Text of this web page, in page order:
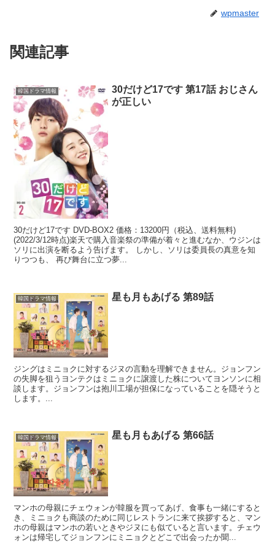
wpmaster
関連記事
韓国ドラマ情報
30だけど17です 第17話 おじさん
が正しい
30だけど17です DVD-BOX2 価格：13200円（税込、送料無料)
(2022/3/12時点)楽天で購入音楽祭の準備が着々と進むなか、ウジンは
ソリに出演を断るよう告げます。 しかし、ソリは委員長の真意を知
りつつも、 再び舞台に立つ夢...
韓国ドラマ情報 星も月もあげる 第89話
ジングはミニョクに対するジヌの言動を理解できません。ジョンフン
の失脚を狙うヨンテクはミニョクに譲渡した株についてヨンソンに相
談します。ジョンフンは抱川工場が担保になっていることを隠そうと
します。...
韓国ドラマ情報 星も月もあげる 第66話
マンホの母親にチェウォンが韓服を買ってあげ、食事も一緒にすると
き、ミニョクも商談のために同じレストランに来て挨拶すると、マン
ホの母親はマンホの若いときやジヌにも似ていると言います。チェウ
ォンは帰宅してジョンフンにミニョクとどこで出会ったか聞...